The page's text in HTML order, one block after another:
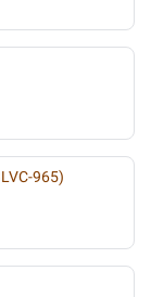
965)